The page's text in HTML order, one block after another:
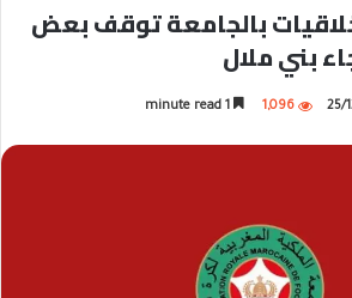
بالجامعة توقف بعض
بني ملال
25/
1,096